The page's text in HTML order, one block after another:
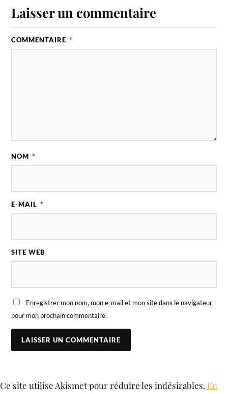
Laisser un commentaire
COMMENTAIRE *
NOM *
E-MAIL *
SITE WEB
Enregistrer mon nom, mon e-mail et mon site dans le navigateur
pour mon prochain commentaire.
Ce site utilise Akismet pour réduire les indésirables. En